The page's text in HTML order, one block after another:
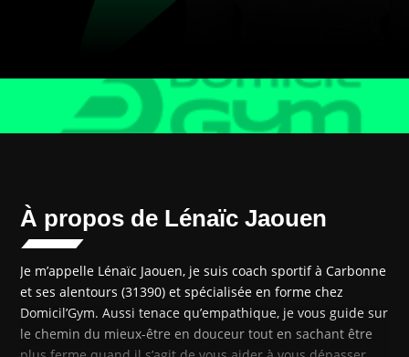
À propos de Lénaïc Jaouen
Je m’appelle Lénaïc Jaouen, je suis coach sportif à Carbonne
et ses alentours (31390) et spécialisée en forme chez
Domicil’Gym. Aussi tenace qu’empathique, je vous guide sur
le chemin du mieux-être en douceur tout en sachant être